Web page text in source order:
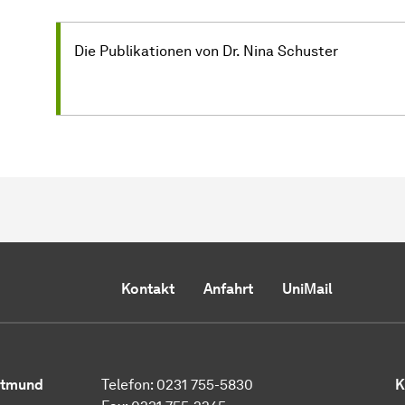
Die Publikationen von Dr. Nina Schuster
Kontakt Anfahrt UniMail
Telefon: 0231 755-5830